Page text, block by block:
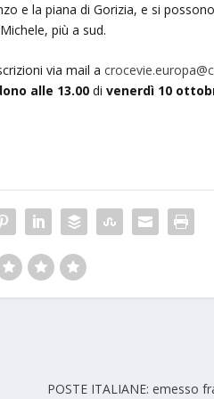
e la piana di Gorizia, e si
più a sud.
via mail a
alle 13.00 divenerdì 10
POSTE ITALIANE: emesso